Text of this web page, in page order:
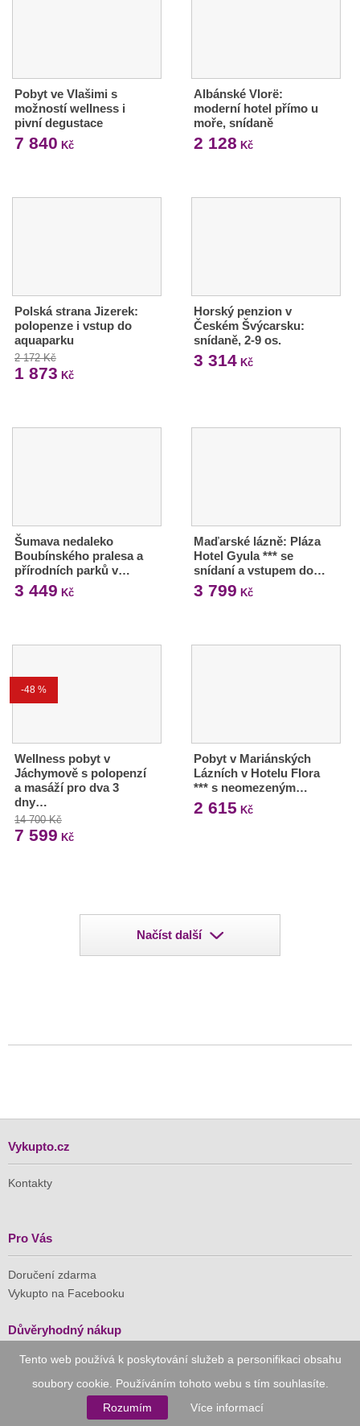
Tento web používá k poskytování služeb a personifikaci obsahu
soubory cookie. Používáním tohoto webu s tím souhlasíte.
Rozumím
Více informací
Pobyt ve Vlašimi s
možností wellness i
pivní degustace
7 840 Kč
Albánské Vlorë:
moderní hotel přímo u
moře, snídaně
2 128 Kč
Polská strana Jizerek:
polopenze i vstup do
aquaparku
2 172 Kč
1 873 Kč
Horský penzion v
Českém Švýcarsku:
snídaně, 2-9 os.
3 314Kč
Šumava nedaleko
Boubínského pralesa a
přírodních parků v…
3 449 Kč
Maďarské lázně: Pláza
Hotel Gyula *** se
snídaní a vstupem do…
3 799 Kč
-48 %
Wellness pobyt v
Jáchymově s polopenzí
a masáží pro dva 3
dny…
14 700 Kč
7 599 Kč
Pobyt v Mariánských
Lázních v Hotelu Flora
*** s neomezeným…
2 615 Kč
Načíst další
Vykupto.cz
Kontakty
Pro Vás
Doručení zdarma
Vykupto na Facebooku
Důvěryhodný nákup
komerci (APEK)